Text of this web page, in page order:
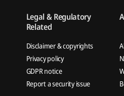
Legal & Regulatory
Related
Disclaimer & copyrights
Privacy policy
GDPR notice
Report a security issue